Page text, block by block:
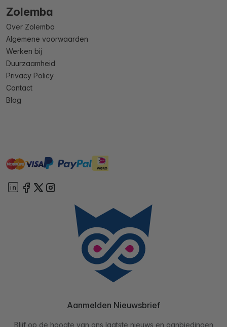
Zolemba
Over Zolemba
Algemene voorwaarden
Werken bij
Duurzaamheid
Privacy Policy
Contact
Blog
mastervisa paypal ideal
Aanmelden Nieuwsbrief
Blijf op de hoogte van ons laatste nieuws en aanbiedingen